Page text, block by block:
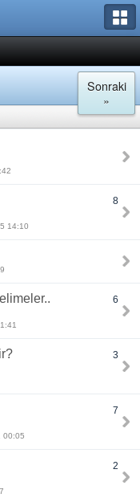
Sonraki
»
8
14:10
6
3
7
00:05
2